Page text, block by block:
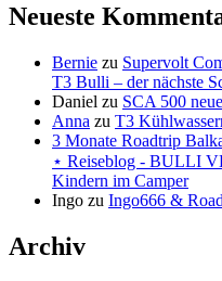
Neueste
Bernie zu Supervolt
T3 Bulli – der nächste
Daniel zu SCA 500
Anna zu T3
3 Monate Roadtrip
⋆ Reiseblog - BULLI
Kindern im Camper
Ingo zu Ingo666 &
Archiv